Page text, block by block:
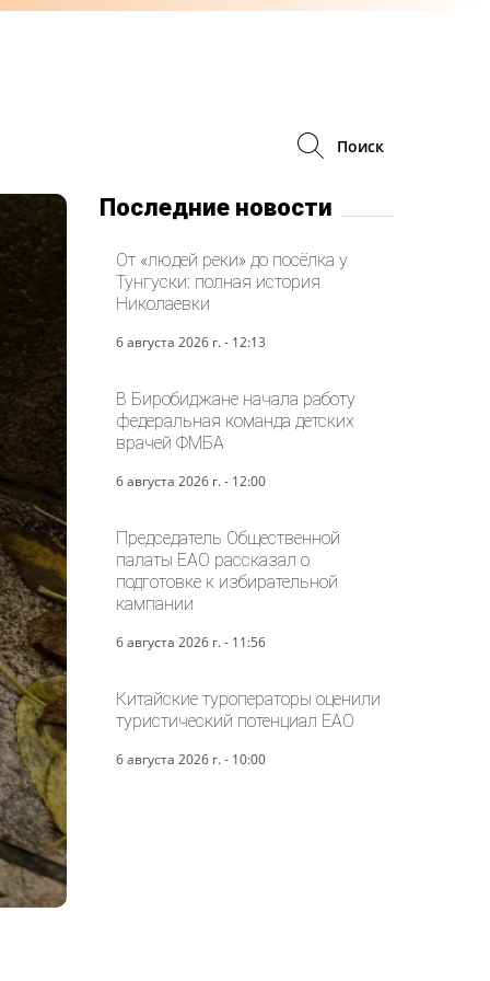
Поиск
Последние новости
От «людей реки» до посёлка у
Тунгуски: полная история
Николаевки
6 августа 2026 г. - 12:13
В Биробиджане начала работу
федеральная команда детских
врачей ФМБА
6 августа 2026 г. - 12:00
Председатель Общественной
палаты ЕАО рассказал о
подготовке к избирательной
кампании
6 августа 2026 г. - 11:56
Китайские туроператоры оценили
туристический потенциал ЕАО
6 августа 2026 г. - 10:00